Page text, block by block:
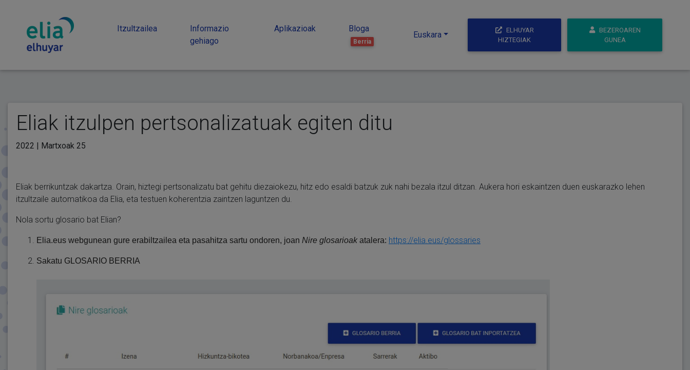
Itzultzailea
Informazio
gehiago
Aplikazioak Bloga
Berria
Euskara
ELHUYAR
HIZTEGIAK
BEZEROAREN
GUNEA
Eliak itzulpen pertsonalizatuak egiten ditu
2022 | Martxoak 25
Eliak berrikuntzak dakartza. Orain, hiztegi pertsonalizatu bat gehitu diezaiokezu, hitz edo esaldi batzuk zuk nahi bezala itzul ditzan. Aukera hori eskaintzen duen euskarazko lehen
itzultzaile automatikoa da Elia, eta testuen koherentzia zaintzen laguntzen du.
Nola sortu glosario bat Elian?
Elia.eus webgunean gure erabiltzailea eta pasahitza sartu ondoren, joan Nire glosarioak atalera: https://elia.eus/glossaries
Sakatu GLOSARIO BERRIA